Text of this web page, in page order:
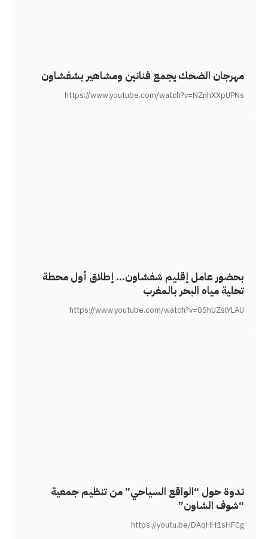
مهرجان الضحك يجمع فنانين ومشاهير بشفشاون
https://www.youtube.com/watch?v=NZnhXXpUPNs
بحضور عامل إقليم شفشاون… إطلاق أول محطة
تحلية مياه البحر بالمغرب
https://www.youtube.com/watch?v=0ShUZslYLAU
ندوة حول “الواقع السياحي” من تنظيم جمعية
“شوف الشاون”
https://youtu.be/DAqHH1sHFCg